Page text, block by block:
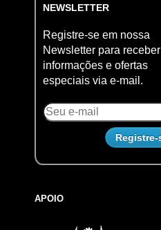
NEWSLETTER
Registre-se em nossa
Newsletter para receber
informações e ofertas
especiais via e-mail.
APOIO